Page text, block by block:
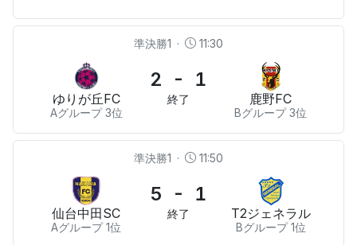
準決勝1 · 11:30
ゆりが丘FC
Aグループ 3位
2 - 1
終了 ⿅野FC
Bグループ 3位
準決勝1 · 11:50
仙台中⽥SC
Aグループ 1位
5 - 1
終了 T2ジェネラル
Bグループ 1位